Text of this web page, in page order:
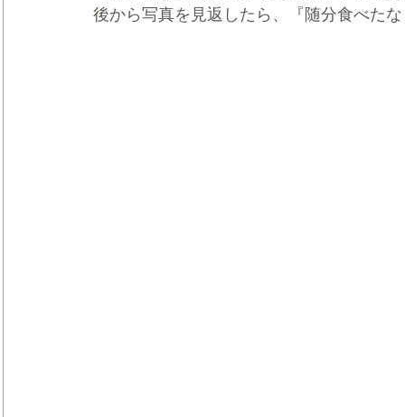
後から写真を見返したら、『随分食べた